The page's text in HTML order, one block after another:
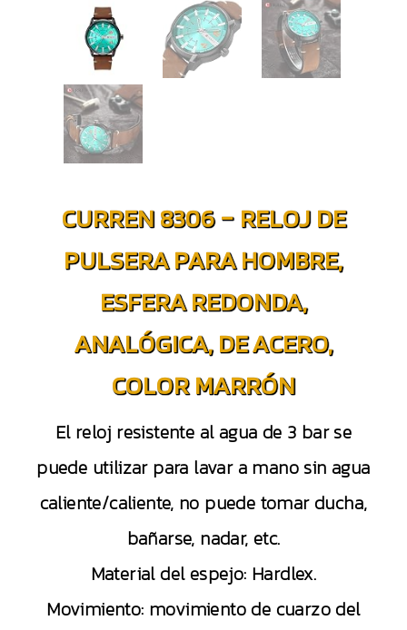
CURREN 8306 – RELOJ DE
PULSERA PARA HOMBRE,
ESFERA REDONDA,
ANALÓGICA, DE ACERO,
COLOR MARRÓN
El reloj resistente al agua de 3 bar se
puede utilizar para lavar a mano sin agua
caliente/caliente, no puede tomar ducha,
bañarse, nadar, etc.
Material del espejo: Hardlex.
Movimiento: movimiento de cuarzo del